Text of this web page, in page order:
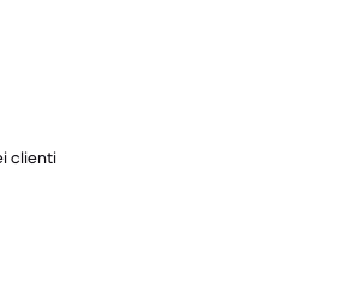
clienti